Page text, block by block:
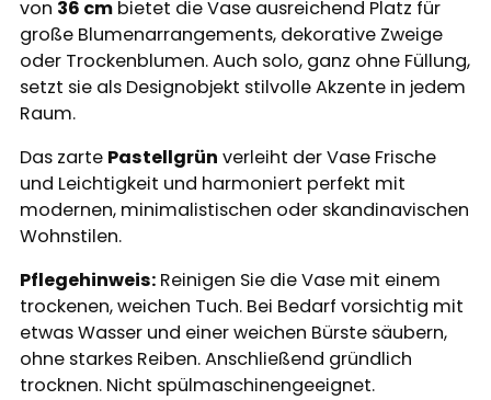
von 36 cm bietet die Vase ausreichend Platz für
große Blumenarrangements, dekorative Zweige
oder Trockenblumen. Auch solo, ganz ohne Füllung,
setzt sie als Designobjekt stilvolle Akzente in jedem
Raum.
Das zarte Pastellgrün verleiht der Vase Frische
und Leichtigkeit und harmoniert perfekt mit
modernen, minimalistischen oder skandinavischen
Wohnstilen.
Pflegehinweis: Reinigen Sie die Vase mit einem
trockenen, weichen Tuch. Bei Bedarf vorsichtig mit
etwas Wasser und einer weichen Bürste säubern,
ohne starkes Reiben. Anschließend gründlich
trocknen. Nicht spülmaschinengeeignet.